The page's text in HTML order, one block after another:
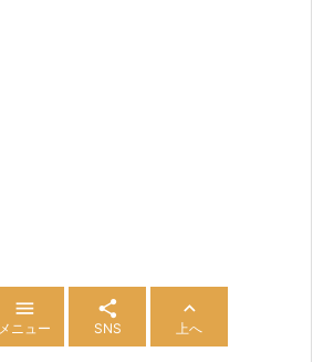

メニュー

SNS

上へ